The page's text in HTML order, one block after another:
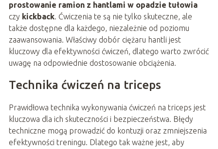
prostowanie ramion z hantlami w opadzie tułowia
czy kickback. Ćwiczenia te są nie tylko skuteczne, ale
także dostępne dla każdego, niezależnie od poziomu
zaawansowania. Właściwy dobór ciężaru hantli jest
kluczowy dla efektywności ćwiczeń, dlatego warto zwrócić
uwagę na odpowiednie dostosowanie obciążenia.
Technika ćwiczeń na triceps
Prawidłowa technika wykonywania ćwiczeń na triceps jest
kluczowa dla ich skuteczności i bezpieczeństwa. Błędy
techniczne mogą prowadzić do kontuzji oraz zmniejszenia
efektywności treningu. Dlatego tak ważne jest, aby